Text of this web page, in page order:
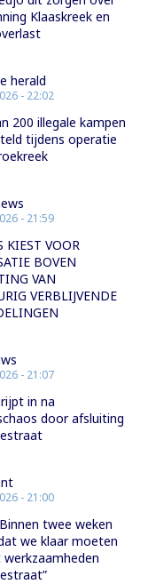
Klaaskreek en
herald
- 22:02
200 illegale kampen
tijdens operatie
- 21:59
KIEST VOOR
BOVEN
VAN
VERBLIJVENDE
- 21:07
in na
door afsluiting
- 21:00
twee weken
we klaar moeten